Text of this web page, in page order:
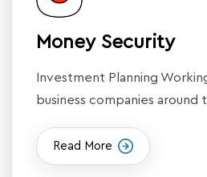
Money Security
Investment Planning
business companies around
Read More